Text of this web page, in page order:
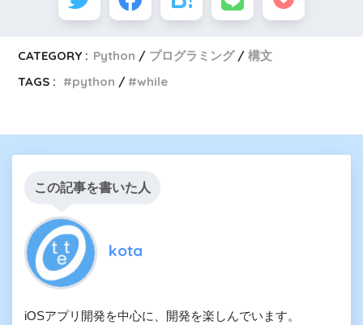
CATEGORY : Python プログラミング
構文
TAGS :
python while
この記事を書いた人
kota
iOSアプリ開発を中心に、開発を楽しんでいます。